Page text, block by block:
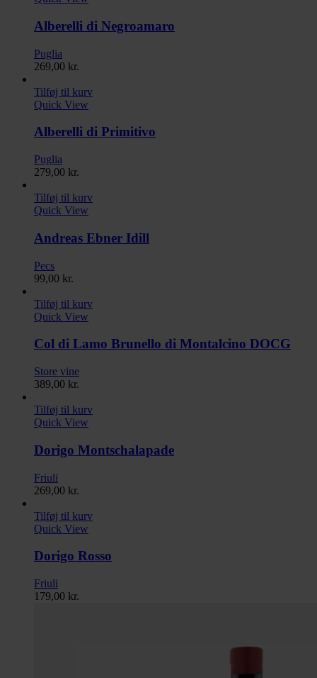
Alberelli di Negroamaro
Puglia
269,00 kr.
Tilføj til kurv
Quick View
Alberelli di Primitivo
Puglia
279,00 kr.
Tilføj til kurv
Quick View
Andreas Ebner Idill
Pecs
99,00 kr.
Tilføj til kurv
Quick View
Col di Lamo Brunello di Montalcino DOCG
Store vine
389,00 kr.
Tilføj til kurv
Quick View
Dorigo Montschalapade
Friuli
269,00 kr.
Tilføj til kurv
Quick View
Dorigo Rosso
Friuli
179,00 kr.